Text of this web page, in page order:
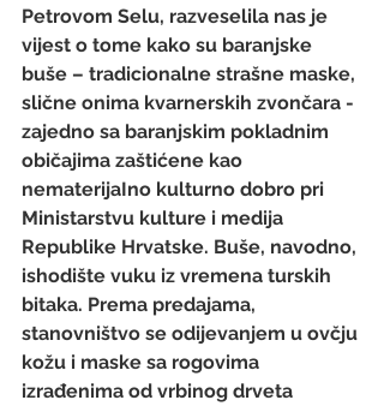
Petrovom Selu, razveselila nas je
vijest o tome kako su baranjske
buše – tradicionalne strašne maske,
slične onima kvarnerskih zvončara -
zajedno sa baranjskim pokladnim
običajima zaštićene kao
nematerijaIno kulturno dobro pri
Ministarstvu kulture i medija
Republike Hrvatske. Buše, navodno,
ishodište vuku iz vremena turskih
bitaka. Prema predajama,
stanovništvo se odijevanjem u ovčju
kožu i maske sa rogovima
izrađenima od vrbinog drveta